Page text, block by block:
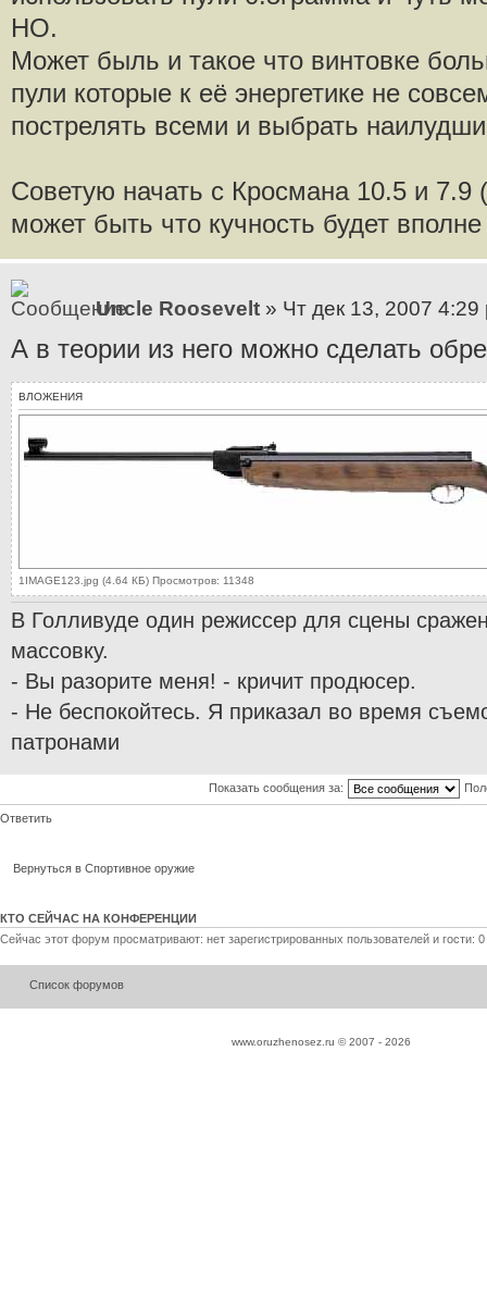
НО.
Может быль и такое что винтовке
пули которые к её энергетике не
пострелять всеми и выбрать
Советую начать с Кросмана 10.5 и 7.9
может быть что кучность будет
Uncle Roosevelt » Чт дек 13, 2007 4:29
А в теории из него можно сделать
ВЛОЖЕНИЯ
1IMAGE123.jpg (4.64 КБ) Просмотров: 11348
В Голливуде один режиссер для сцены
массовку.
- Вы разорите меня! - кричит продюсер.
- Не беспокойтесь. Я приказал во время
патронами
Показать сообщения за:
Ответить
Вернуться в Спортивное оружие
КТО СЕЙЧАС НА КОНФЕРЕНЦИИ
Сейчас этот форум просматривают: нет зарегистрированных пользователей и гости: 0
Список форумов
www.oruzhenosez.ru © 2007 - 2026